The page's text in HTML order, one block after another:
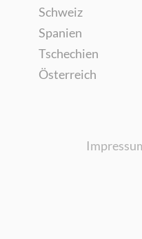
Schweiz
Spanien
Tschechien
Österreich